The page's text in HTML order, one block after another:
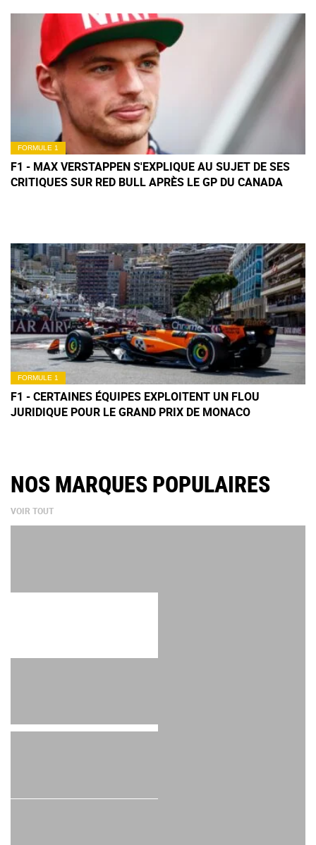
FORMULE 1
F1 - MAX VERSTAPPEN S'EXPLIQUE AU SUJET DE SES
CRITIQUES SUR RED BULL APRÈS LE GP DU CANADA
FORMULE 1
F1 - CERTAINES ÉQUIPES EXPLOITENT UN FLOU
JURIDIQUE POUR LE GRAND PRIX DE MONACO
NOS MARQUES POPULAIRES
VOIR TOUT